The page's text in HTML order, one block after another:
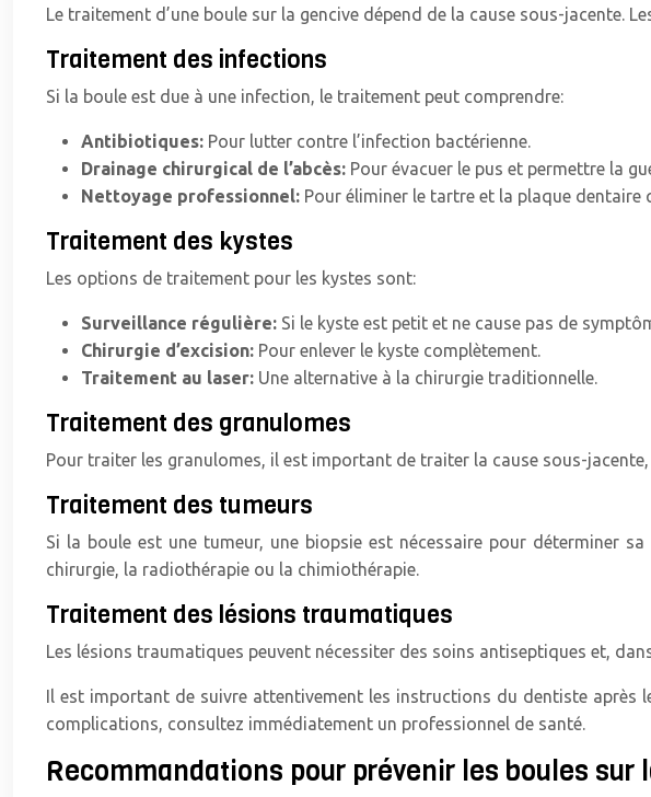
Le traitement d’une boule sur la gencive dépend de la cause sous-jacente.
Traitement des infections
Si la boule est due à une infection, le traitement peut comprendre:
Antibiotiques: Pour lutter contre l’infection bactérienne.
Drainage chirurgical de l’abcès: Pour évacuer le pus et permettre la
Nettoyage professionnel: Pour éliminer le tartre et la plaque dentaire
Traitement des kystes
Les options de traitement pour les kystes sont:
Surveillance régulière: Si le kyste est petit et ne cause pas de
Chirurgie d’excision: Pour enlever le kyste complètement.
Traitement au laser: Une alternative à la chirurgie traditionnelle.
Traitement des granulomes
Pour traiter les granulomes, il est important de traiter la cause sous-
Traitement des tumeurs
Si la boule est une tumeur, une biopsie est nécessaire pour déterminer
chirurgie, la radiothérapie ou la chimiothérapie.
Traitement des lésions traumatiques
Les lésions traumatiques peuvent nécessiter des soins antiseptiques et,
Il est important de suivre attentivement les instructions du dentiste après
complications, consultez immédiatement un professionnel de santé.
Recommandations pour prévenir les boules sur